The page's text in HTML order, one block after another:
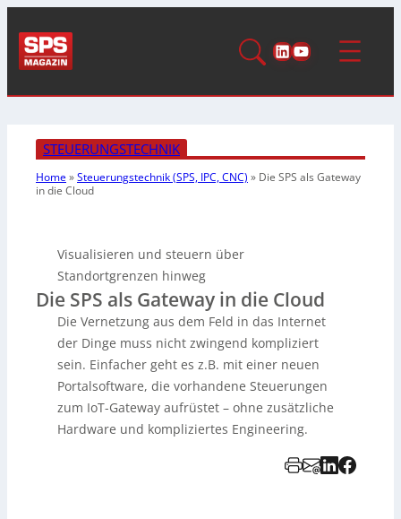
LinkedIn
YouTube
STEUERUNGSTECHNIK
Home»Steuerungstechnik (SPS, IPC, CNC) » Die SPS als Gateway
in die Cloud
Visualisieren und steuern über
Standortgrenzen hinweg
Die SPS als Gateway in die Cloud
Die Vernetzung aus dem Feld in das Internet
der Dinge muss nicht zwingend kompliziert
sein. Einfacher geht es z.B. mit einer neuen
Portalsoftware, die vorhandene Steuerungen
zum IoT-Gateway aufrüstet – ohne zusätzliche
Hardware und kompliziertes Engineering.